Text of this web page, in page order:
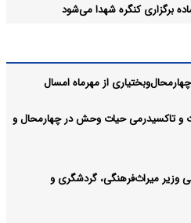
برگزاری کنگره شهدا می‌شود
باند دوم محور سامان–تیران
آرشیو
از مهرماه امسال
و تاکسیدرمی حیات وحش در چهارمحال و
وزیر میراث‌فرهنگی، گردشگری و